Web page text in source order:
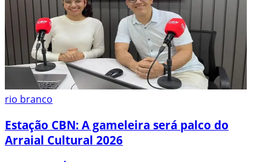
rio branco
Estação CBN: A gameleira será palco do
Arraial Cultural 2026